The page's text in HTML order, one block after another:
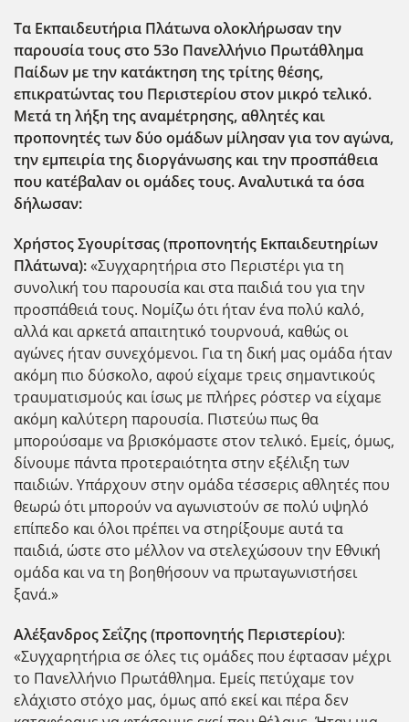
Τα Εκπαιδευτήρια Πλάτωνα ολοκλήρωσαν την
παρουσία τους στο 53ο Πανελλήνιο Πρωτάθλημα
Παίδων με την κατάκτηση της τρίτης θέσης,
επικρατώντας του Περιστερίου στον μικρό τελικό.
Μετά τη λήξη της αναμέτρησης, αθλητές και
προπονητές των δύο ομάδων μίλησαν για τον αγώνα,
την εμπειρία της διοργάνωσης και την προσπάθεια
που κατέβαλαν οι ομάδες τους. Αναλυτικά τα όσα
δήλωσαν:
Χρήστος Σγουρίτσας (προπονητής Εκπαιδευτηρίων
Πλάτωνα):«Συγχαρητήρια στο Περιστέρι για τη
συνολική του παρουσία και στα παιδιά του για την
προσπάθειά τους. Νομίζω ότι ήταν ένα πολύ καλό,
αλλά και αρκετά απαιτητικό τουρνουά, καθώς οι
αγώνες ήταν συνεχόμενοι. Για τη δική μας ομάδα ήταν
ακόμη πιο δύσκολο, αφού είχαμε τρεις σημαντικούς
τραυματισμούς και ίσως με πλήρες ρόστερ να είχαμε
ακόμη καλύτερη παρουσία. Πιστεύω πως θα
μπορούσαμε να βρισκόμαστε στον τελικό. Εμείς, όμως,
δίνουμε πάντα προτεραιότητα στην εξέλιξη των
παιδιών. Υπάρχουν στην ομάδα τέσσερις αθλητές που
θεωρώ ότι μπορούν να αγωνιστούν σε πολύ υψηλό
επίπεδο και όλοι πρέπει να στηρίξουμε αυτά τα
παιδιά, ώστε στο μέλλον να στελεχώσουν την Εθνική
ομάδα και να τη βοηθήσουν να πρωταγωνιστήσει
ξανά.»
Αλέξανδρος Σεΐζης (προπονητής Περιστερίου):
«Συγχαρητήρια σε όλες τις ομάδες που έφτασαν μέχρι
το Πανελλήνιο Πρωτάθλημα. Εμείς πετύχαμε τον
ελάχιστο στόχο μας, όμως από εκεί και πέρα δεν